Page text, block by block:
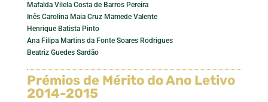
Mafalda Vilela Costa de Barros Pereira
Inês Carolina Maia Cruz Mamede Valente
Henrique Batista Pinto
Ana Filipa Martins da Fonte Soares Rodrigues
Beatriz Guedes Sardão
Prémios de Mérito do Ano Letivo
2014-2015